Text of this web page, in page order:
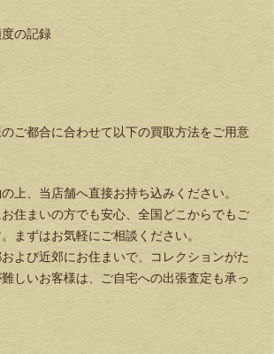
の記録
ご都合に合わせて以下の買取方法をご用意
の上、当店舗へ直接お持ち込みください。
お住まいの方でも安心、全国どこからでもご
まずはお気軽にご相談ください。
および近郊にお住まいで、コレクションがた
しいお客様は、ご自宅への出張査定も承っ